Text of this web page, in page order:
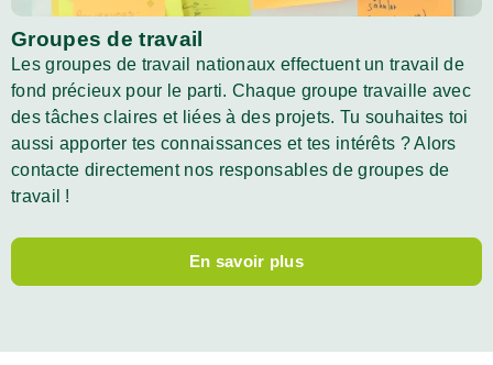
Groupes de travail
Les groupes de travail nationaux effectuent un travail de
fond précieux pour le parti. Chaque groupe travaille avec
des tâches claires et liées à des projets. Tu souhaites toi
aussi apporter tes connaissances et tes intérêts ? Alors
contacte directement nos responsables de groupes de
travail !
En savoir plus